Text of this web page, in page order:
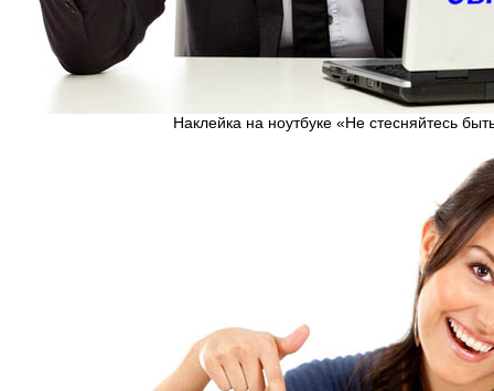
Наклейка на ноутбуке «Не стесняйтесь